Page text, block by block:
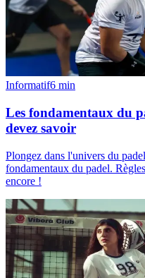
Informatif6 min
Les fondamentaux du
devez savoir
Plongez dans l'univers du
fondamentaux du padel.
encore !